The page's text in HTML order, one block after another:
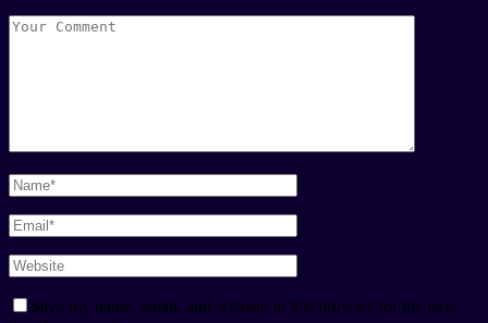
Save my name, email, and website in this browser for the next